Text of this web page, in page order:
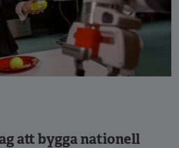
att bygga nationell